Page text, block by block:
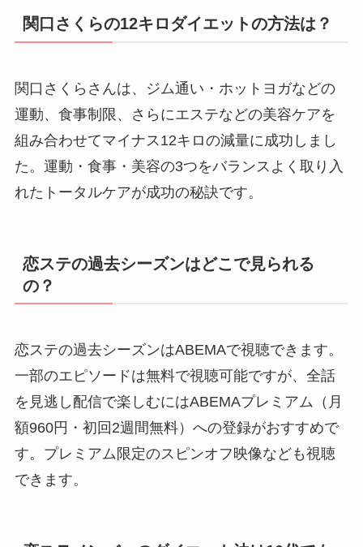
関口さくらの12キロダイエットの方法は？
関口さくらさんは、ジム通い・ホットヨガなどの
運動、食事制限、さらにエステなどの美容ケアを
組み合わせてマイナス12キロの減量に成功しまし
た。運動・食事・美容の3つをバランスよく取り入
れたトータルケアが成功の秘訣です。
恋ステの過去シーズンはどこで見られる
の？
恋ステの過去シーズンはABEMAで視聴できます。
一部のエピソードは無料で視聴可能ですが、全話
を見逃し配信で楽しむにはABEMAプレミアム（月
額960円・初回2週間無料）への登録がおすすめで
す。プレミアム限定のスピンオフ映像なども視聴
できます。